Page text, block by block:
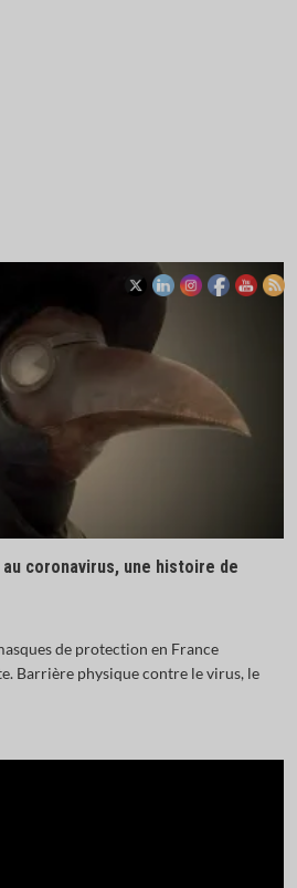
coronavirus, une histoire de
de protection en France
Barrière physique contre le virus, le